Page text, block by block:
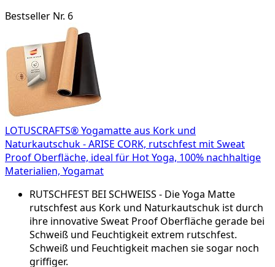
Bestseller Nr. 6
LOTUSCRAFTS® Yogamatte aus Kork und
Naturkautschuk - ARISE CORK, rutschfest mit Sweat
Proof Oberfläche, ideal für Hot Yoga, 100% nachhaltige
Materialien, Yogamat
RUTSCHFEST BEI SCHWEISS - Die Yoga Matte
rutschfest aus Kork und Naturkautschuk ist durch
ihre innovative Sweat Proof Oberfläche gerade bei
Schweiß und Feuchtigkeit extrem rutschfest.
Schweiß und Feuchtigkeit machen sie sogar noch
griffiger.